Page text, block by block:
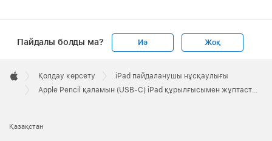
Пайдалы болды ма? Иә Жоқ
Footer

Apple
Қолдау көрсету
iPad пайдаланушы нұсқаулығы
Apple Pencil қаламын (USB-C) iPad құрылғысымен жұптастыру және зарядтау
Қазақстан